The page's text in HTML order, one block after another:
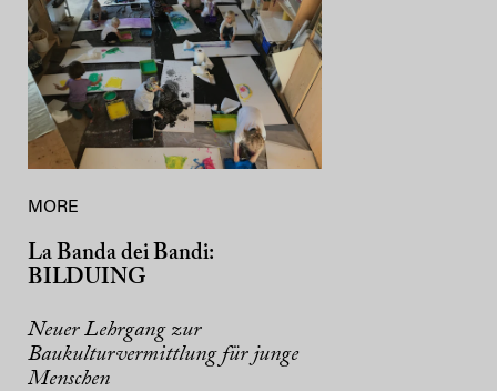
MORE
La Banda dei Bandi:
BILDUING
Neuer Lehrgang zur
Baukulturvermittlung für junge
Menschen